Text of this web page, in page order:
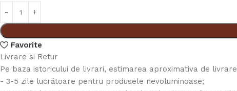
Favorite
Livrare si Retur
Pe baza istoricului de livrari, estimarea aproximativa de
- 3-5 zile lucrătoare pentru produsele nevoluminoase;